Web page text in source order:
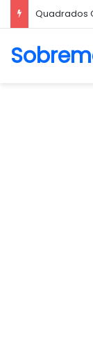
Biscoito